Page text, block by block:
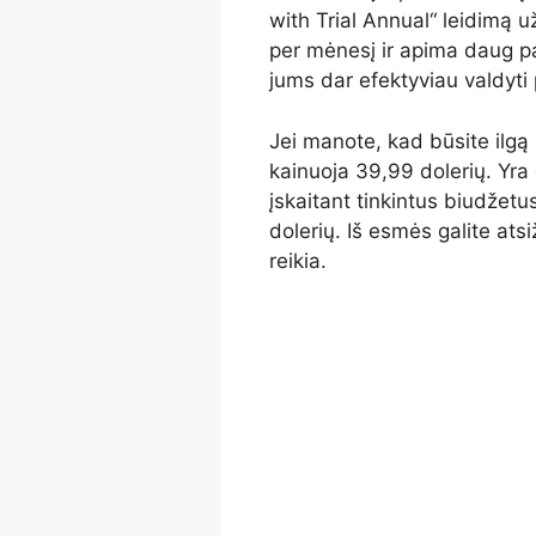
with Trial Annual“ leidimą
per mėnesį ir apima daug
jums dar efektyviau valdyti
Jei manote, kad būsite ilgą
kainuoja 39,99 dolerių.
įskaitant tinkintus
dolerių. Iš esmės galite
reikia.